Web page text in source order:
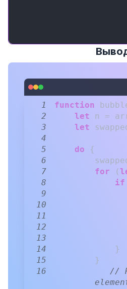
1 function
2
let n =
3
let
4
5
do
{
6
7
for (
8
if
9
10
11
12
13
14
}
15
}
16
//